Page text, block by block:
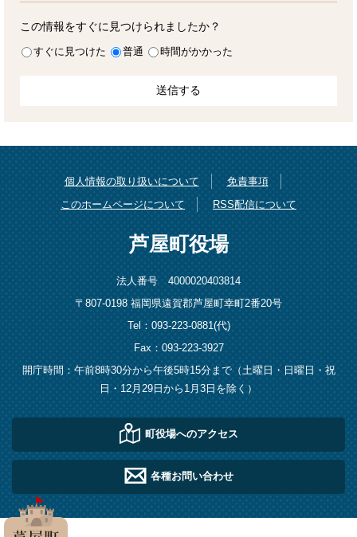
この情報をすぐに見つけられましたか？
すぐに見つけた 普通 時間がかかった
個人情報の取り扱いについて
免責事項
このホームページについて
RSS配信について
芦屋町役場
法人番号 4000020403814
〒807-0198 福岡県遠賀郡芦屋町幸町2番20号
Tel：093-223-0881(代)
Fax：093-223-3927
開庁時間：午前8時30分から午後5時15分まで（土曜日・日曜日・祝
日・12月29日から1月3日を除く）
町役場へのアクセス
各種お問い合わせ